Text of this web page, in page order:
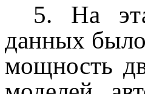
5. На
данных
мощность